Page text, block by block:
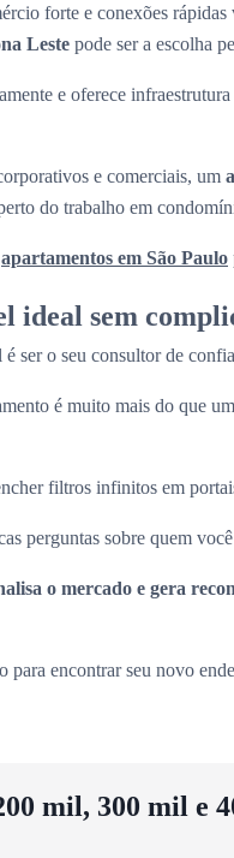
forte e conexões
Leste pode ser a escolha
e oferece
e comerciais, um
do trabalho em
apartamentos em São Paulo
ideal sem
ser o seu consultor de
é muito mais do que
filtros infinitos em
perguntas sobre quem
o mercado e gera
para encontrar seu novo
mil, 300 mil e